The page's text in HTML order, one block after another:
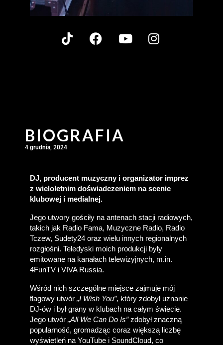
BIOGRAFIA
4 grudnia, 2024
DJ, producent muzyczny i organizator imprez
z wieloletnim doświadczeniem na scenie
klubowej i medialnej.
Jego utwory gościły na antenach stacji radiowych,
takich jak Radio Fama, Muzyczne Radio, Radio
Tczew, Sudety24 oraz wielu innych regionalnych
rozgłośni. Teledyski moich produkcji były
emitowane na kanałach telewizyjnych, m.in.
4FunTV i VIVA Russia.
Wśród nich szczególne miejsce zajmuje mój
flagowy utwór „I Wish You”, który zdobył uznanie
DJ-ów i był grany w klubach na całym świecie.
Jego utwór „All We Can Do Is” zdobył znaczną
popularność, gromadząc coraz większą liczbę
wyświetleń na YouTube i SoundCloud, co